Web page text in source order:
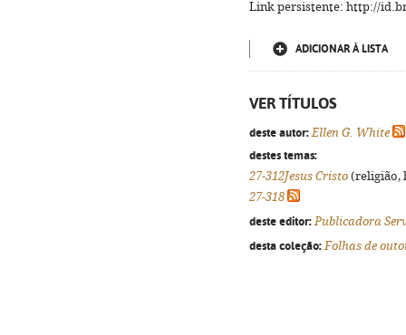
Link persistente: http://
ADICIONAR À LISTA
VER TÍTULOS
deste autor: Ellen G. White
destes temas:
27-312Jesus Cristo (religião,
27-318
deste editor: Publicadora
desta coleção: Folhas de